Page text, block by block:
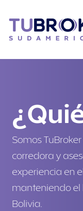
Somos
corredora y
experiencia en
manteniendo el
Bolivia.